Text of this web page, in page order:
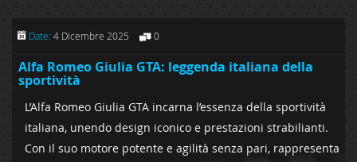
Date: 4 Dicembre 2025 0
Alfa Romeo Giulia GTA: leggenda italiana della
sportività
L’Alfa Romeo Giulia GTA incarna l’essenza della sportività
italiana, unendo design iconico e prestazioni strabilianti.
Con il suo motore potente e agilità senza pari, rappresenta